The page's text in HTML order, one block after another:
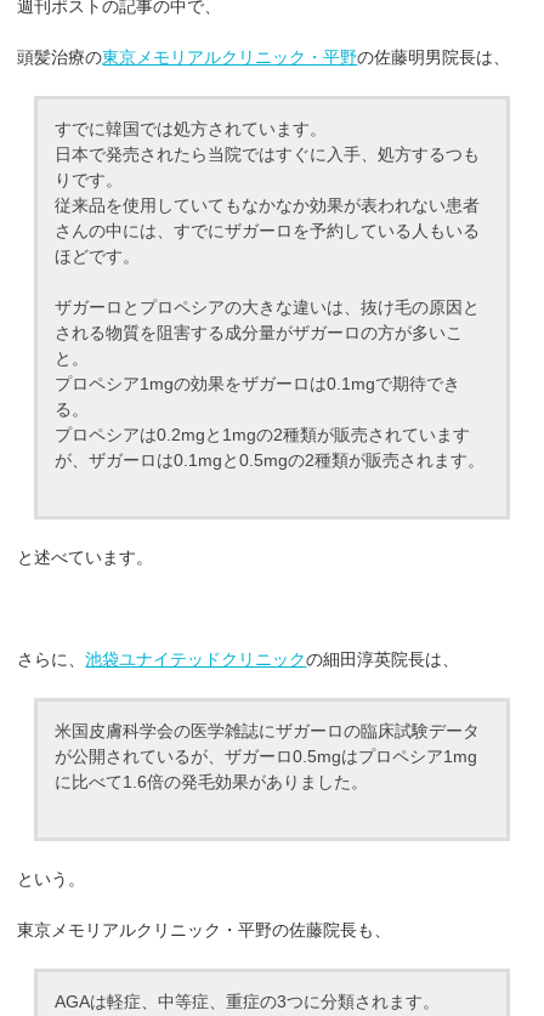
週刊ポストの記事の中で、
頭髪治療の東京メモリアルクリニック・平野の佐藤明男院長は、
すでに韓国では処方されています。
日本で発売されたら当院ではすぐに入手、処方するつも
りです。
従来品を使用していてもなかなか効果が表われない患者
さんの中には、すでにザガーロを予約している人もいる
ほどです。
ザガーロとプロペシアの大きな違いは、抜け毛の原因と
される物質を阻害する成分量がザガーロの方が多いこ
と。
プロペシア1mgの効果をザガーロは0.1mgで期待でき
る。
プロペシアは0.2mgと1mgの2種類が販売されています
が、ザガーロは0.1mgと0.5mgの2種類が販売されます。
と述べています。
さらに、池袋ユナイテッドクリニックの細田淳英院長は、
米国皮膚科学会の医学雑誌にザガーロの臨床試験データ
が公開されているが、ザガーロ0.5mgはプロペシア1mg
に比べて1.6倍の発毛効果がありました。
という。
東京メモリアルクリニック・平野の佐藤院長も、
AGAは軽症、中等症、重症の3つに分類されます。